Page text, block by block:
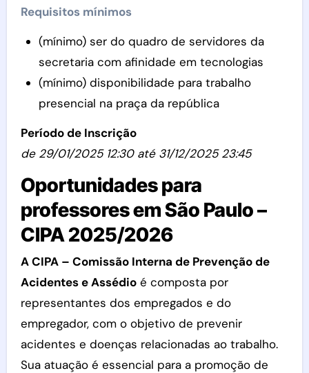
Requisitos mínimos
(mínimo) ser do quadro de servidores da
secretaria com afinidade em tecnologias
(mínimo) disponibilidade para trabalho
presencial na praça da república
Período de Inscrição
de 29/01/2025 12:30 até 31/12/2025 23:45
Oportunidades para
professores em São Paulo –
CIPA 2025/2026
A CIPA – Comissão Interna de Prevenção de
Acidentes e Assédioé composta por
representantes dos empregados e do
empregador, com o objetivo de prevenir
acidentes e doenças relacionadas ao trabalho.
Sua atuação é essencial para a promoção de